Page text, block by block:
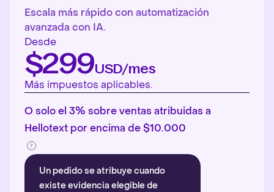
Escala más rápido con automatización
avanzada con IA.
Desde
$299USD/mes
Más impuestos aplicables.
O solo el 3% sobre ventas atribuidas a
Hellotext por encima de $10.000
Un pedido se atribuye cuando
existe evidencia elegible de